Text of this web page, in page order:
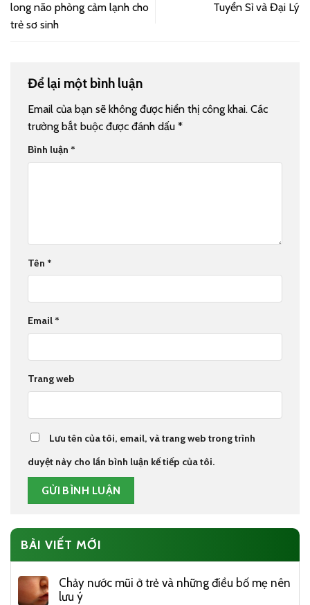
long não phòng cảm lạnh cho
trẻ sơ sinh
Tuyển Sỉ và Đại Lý
Để lại một bình luận
Email của bạn sẽ không được hiển thị công khai. Các
trường bắt buộc được đánh dấu *
Bình luận *
Tên *
Email *
Trang web
Lưu tên của tôi, email, và trang web trong trình
duyệt này cho lần bình luận kế tiếp của tôi.
BÀI VIẾT MỚI
Chảy nước mũi ở trẻ và những điều bố mẹ nên
lưu ý